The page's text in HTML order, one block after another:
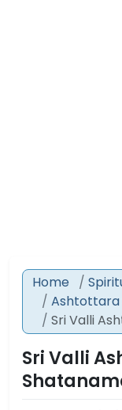
Home
Ashtottara
Sri Valli
Sri Valli